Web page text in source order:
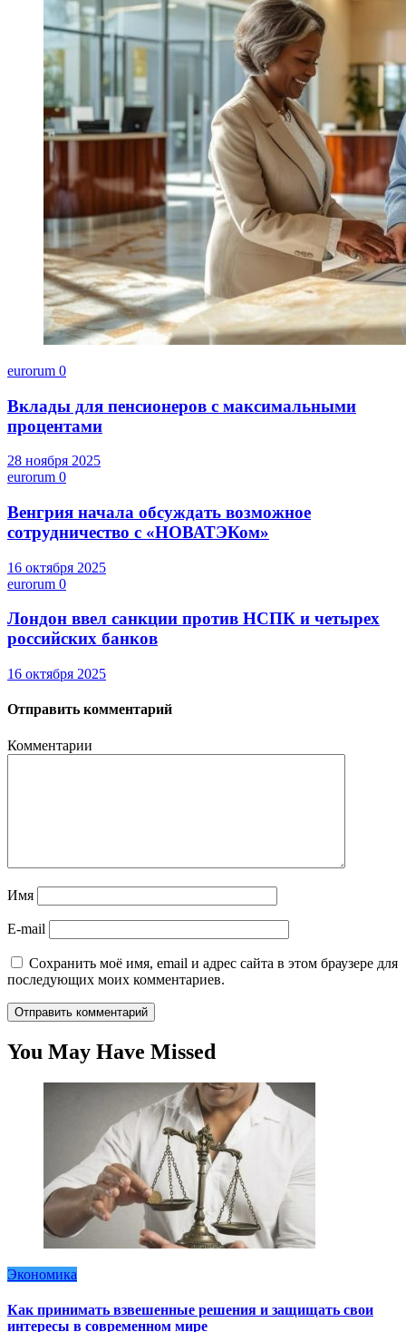
eurorum 0
Вклады для пенсионеров с максимальными
процентами
28 ноября 2025
eurorum 0
Венгрия начала обсуждать возможное
сотрудничество с «НОВАТЭКом»
16 октября 2025
eurorum 0
Лондон ввел санкции против НСПК и четырех
российских банков
16 октября 2025
Отправить комментарий
Комментарии
Имя
E-mail
Сохранить моё имя, email и адрес сайта в этом браузере для
последующих моих комментариев.
You May Have Missed
Экономика
Как принимать взвешенные решения и защищать свои
интересы в современном мире